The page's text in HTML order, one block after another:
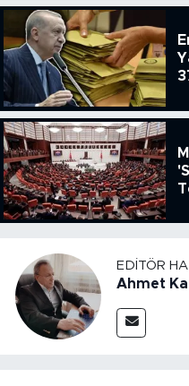
EDITÖR
Ahmet